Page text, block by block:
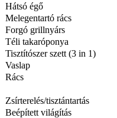
Hátsó égő
Melegentartó rács
Forgó grillnyárs
Téli takaróponya
Tisztítószer szett (3 in 1)
Vaslap
Rács
Zsírterelés/tisztántartás
Beépített világítás